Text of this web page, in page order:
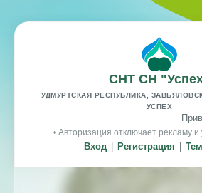
СНТ СН
УДМУРТСКАЯ РЕСПУБЛИКА,
УСПЕХ
• Авторизация отключает рекламу и
Вход Регистрация